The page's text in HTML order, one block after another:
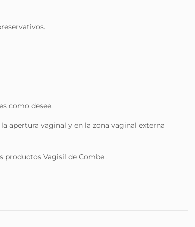
como desee.
apertura vaginal y en la zona vaginal externa
Vagisil de Combe .